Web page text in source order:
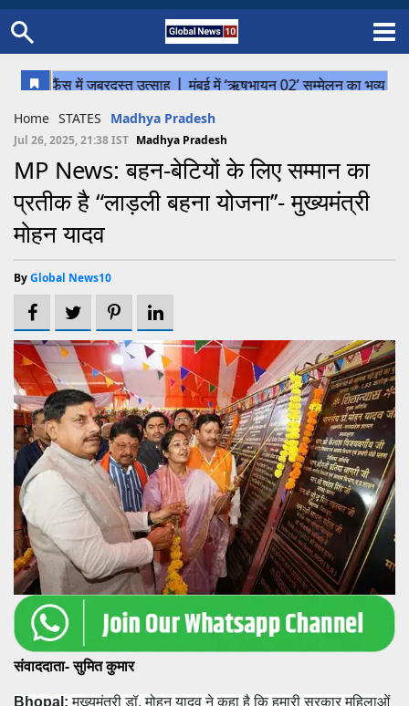
Uttar Pradesh
Chhattisgarh
Bihar
Uttrakhand
Cricket
Football
Home STATES Madhya Pradesh
Jul 26, 2025, 21:38 IST Madhya Pradesh
MP News: बहन-बेटियों के लिए सम्मान का
प्रतीक है “लाड़ली बहना योजना’’- मुख्यमंत्री
मोहन यादव
ByGlobal News10
संवाददाता- सुमित कुमार
Bhopal:मुख्यमंत्री डॉ. मोहन यादव ने कहा है कि हमारी सरकार महिलाओं